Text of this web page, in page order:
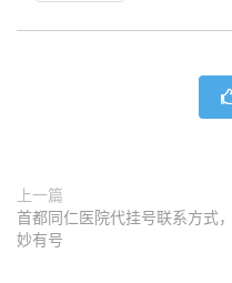
上一篇
首都同仁医院代挂号联系方式，
妙有号